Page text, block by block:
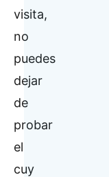
visita,
no
puedes
dejar
de
probar
el
cuy